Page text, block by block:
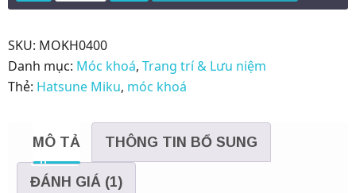
Miku
búp
bê
silicone
số
lượng
SKU: MOKH0400
Danh mục: Móc khoá, Trang trí & Lưu niệm
Thẻ: Hatsune Miku, móc khoá
MÔ TẢ THÔNG TIN BỔ SUNG
ĐÁNH GIÁ (1)